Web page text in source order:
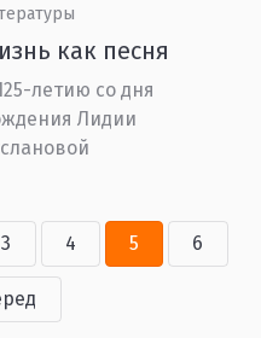
как песня
летию со дня
Лидии
3 4 5 6